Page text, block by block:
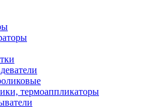
термоаппликаторы